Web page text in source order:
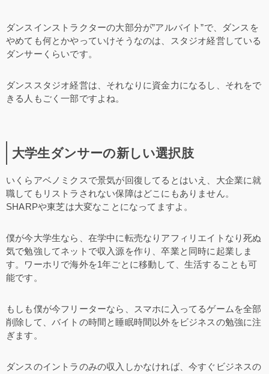
ダンスインストラクターの大部分が”アルバイト”で、ダンスを
やめても何とかやっていけそうなのは、スタジオ経営している
ダンサーくらいです。
ダンススタジオ経営は、それなりに資金力になるし、それをで
きる人もごく一部ですよね。
大学生ダンサーの新しい選択肢
いくらアベノミクスで景気が回復してるとはいえ、大企業に就
職してもリストラされない保障はどこにもありません。
SHARPや東芝は大変なことになってますよ。
僕が今大学生なら、在学中に転売なりアフィリエイトなり死ぬ
気で勉強してネットで収入源を作り、卒業と同時に起業しま
す。ワーホリで海外を1年ごとに移動して、生活することも可
能です。
もしも僕が今フリーターなら、スマホに入ってるゲームを全部
削除して、バイトの時間と睡眠時間以外をビジネスの勉強に注
ぎます。
ダンスのイントラのみの収入しかなければ、今すぐビジネスの